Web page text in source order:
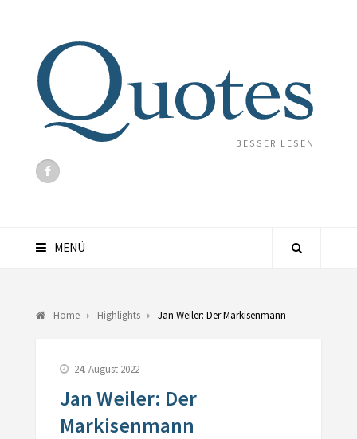
BESSER LESEN
MENÜ
Home Highlights Jan Weiler: Der Markisenmann
24. August 2022
Jan Weiler: Der
Markisenmann